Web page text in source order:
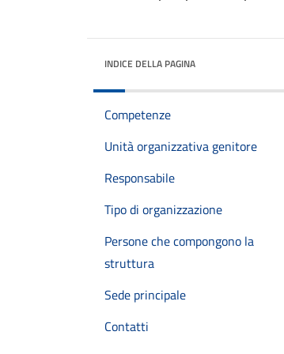
INDICE DELLA PAGINA
Competenze
Unità organizzativa genitore
Responsabile
Tipo di organizzazione
Persone che compongono la
struttura
Sede principale
Contatti